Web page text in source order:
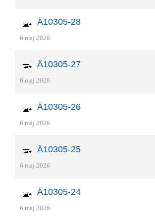
Ä10305-28
6 maj 2026
Ä10305-27
6 maj 2026
Ä10305-26
6 maj 2026
Ä10305-25
6 maj 2026
Ä10305-24
6 maj 2026